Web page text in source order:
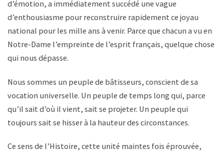
d’émotion, a immédiatement succédé une vague
d’enthousiasme pour reconstruire rapidement ce joyau
national pour les mille ans à venir. Parce que chacun a vu en
Notre-Dame l’empreinte de l’esprit français, quelque chose
qui nous dépasse.
Nous sommes un peuple de bâtisseurs, conscient de sa
vocation universelle. Un peuple de temps long qui, parce
qu’il sait d’où il vient, sait se projeter. Un peuple qui
toujours sait se hisser à la hauteur des circonstances.
Ce sens de l’Histoire, cette unité maintes fois éprouvée,